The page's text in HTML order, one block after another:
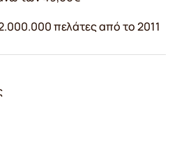
πελάτες από το 2011